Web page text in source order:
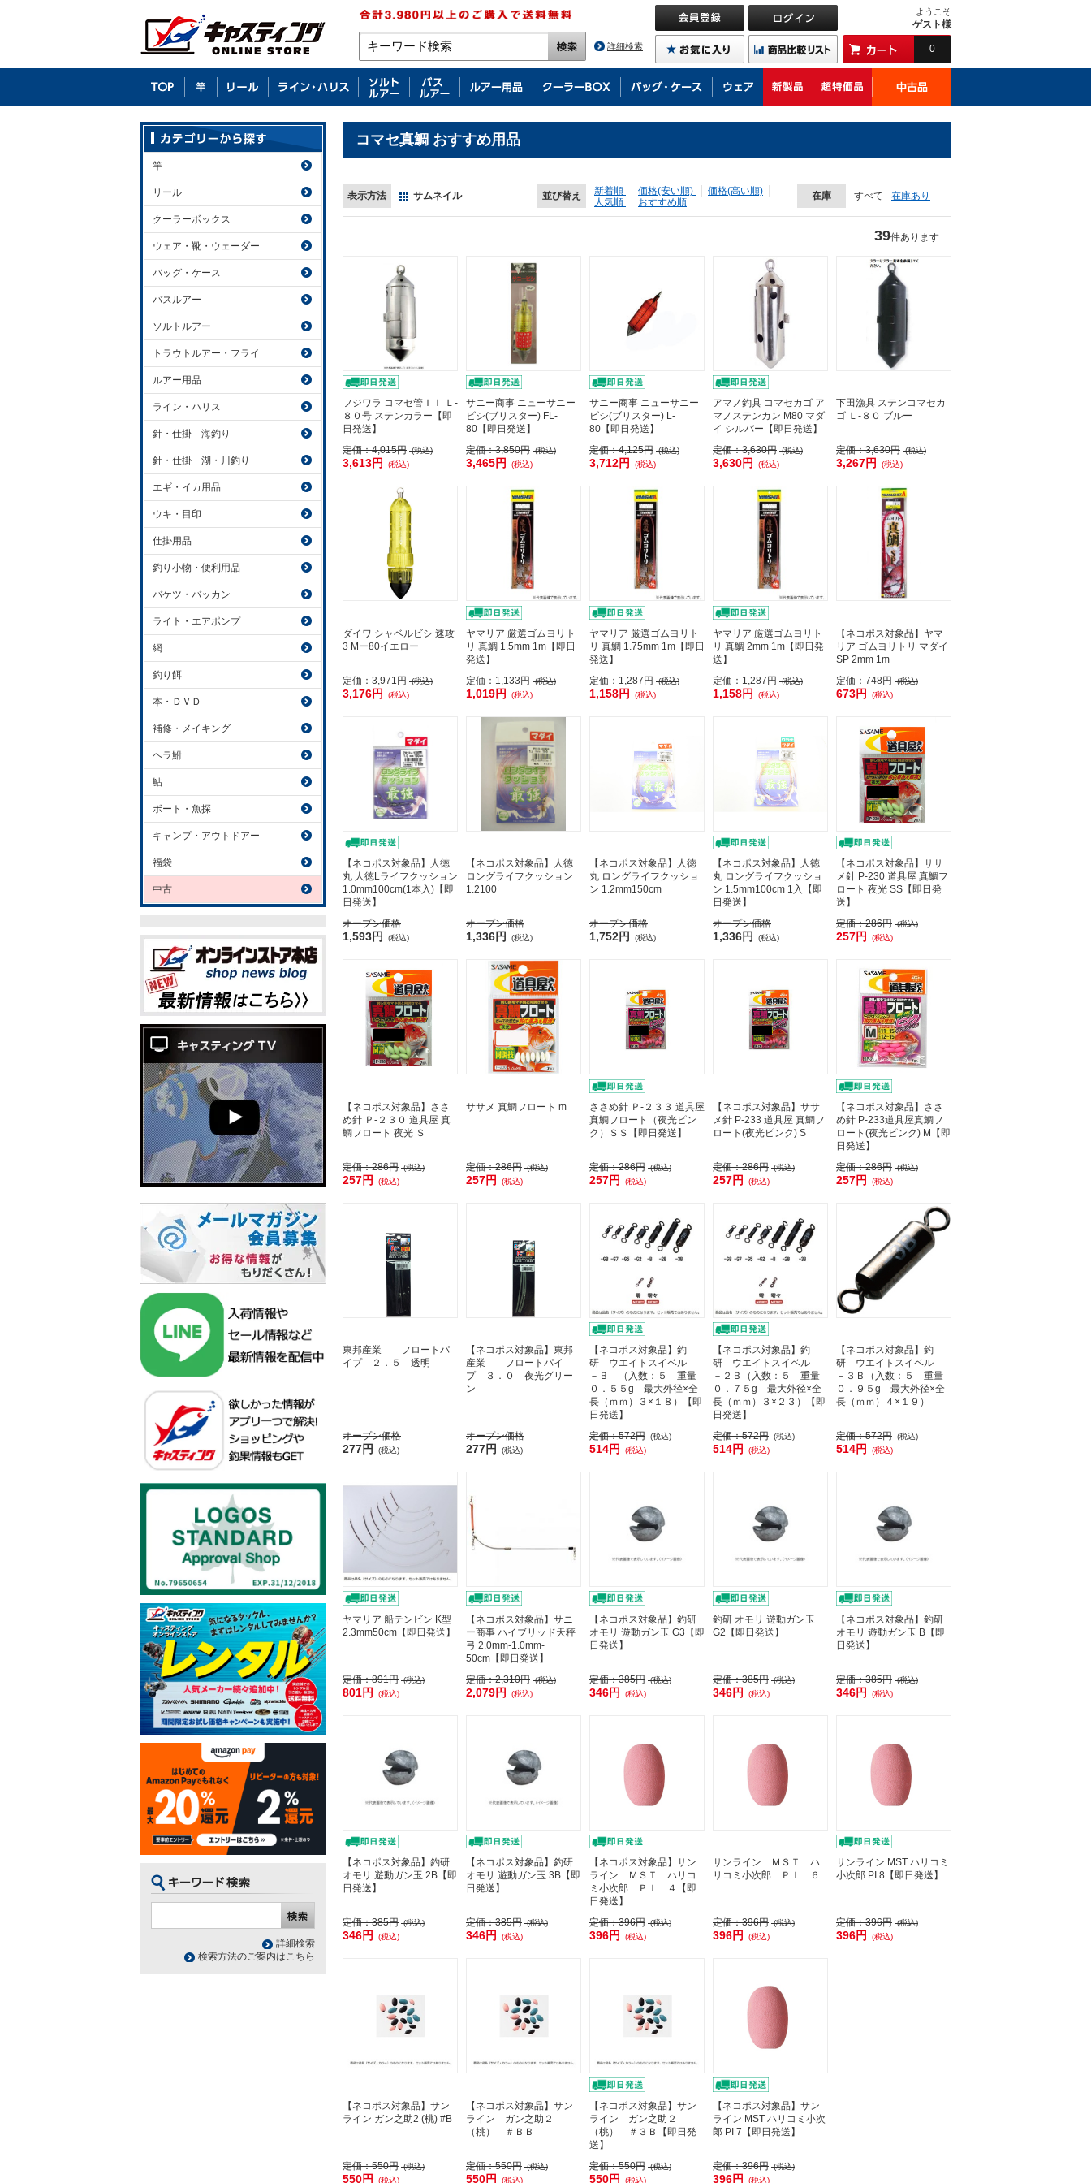
詳細検索
ようこそ
ゲスト様
0
コマセ真鯛 おすすめ用品
表示方法 サムネイル 並び替え 新着順 価格(安い順)
価格(高い順)
人気順
おすすめ順
在庫 すべて 在庫あり
39件あります
フジワラ コマセ管ＩＩ Ｌ-
８０号 ステンカラー【即
日発送】
定価：4,015円 (税込)
3,613円 (税込)
サニー商事 ニューサニー
ビシ(ブリスター) FL-
80【即日発送】
定価：3,850円 (税込)
3,465円 (税込)
サニー商事 ニューサニー
ビシ(ブリスター) L-
80【即日発送】
定価：4,125円 (税込)
3,712円 (税込)
アマノ釣具 コマセカゴ ア
マノステンカン M80 マダ
イ シルバー【即日発送】
定価：3,630円 (税込)
3,630円 (税込)
下田漁具 ステンコマセカ
ゴ Ｌ-８０ ブルー
定価：3,630円 (税込)
3,267円 (税込)
ダイワ シャベルビシ 速攻
3 Mー80イエロー
定価：3,971円 (税込)
3,176円 (税込)
ヤマリア 厳選ゴムヨリト
リ 真鯛 1.5mm 1m【即日
発送】
定価：1,133円 (税込)
1,019円 (税込)
ヤマリア 厳選ゴムヨリト
リ 真鯛 1.75mm 1m【即日
発送】
定価：1,287円 (税込)
1,158円 (税込)
ヤマリア 厳選ゴムヨリト
リ 真鯛 2mm 1m【即日発
送】
定価：1,287円 (税込)
1,158円 (税込)
【ネコポス対象品】ヤマ
リア ゴムヨリトリ マダイ
SP 2mm 1m
定価：748円 (税込)
673円 (税込)
【ネコポス対象品】人徳
丸 人徳Lライフクッション
1.0mm100cm(1本入)【即
日発送】
オープン価格
1,593円 (税込)
【ネコポス対象品】人徳
ロングライフクッション
1.2100
オープン価格
1,336円 (税込)
【ネコポス対象品】人徳
丸 ロングライフクッショ
ン 1.2mm150cm
オープン価格
1,752円 (税込)
【ネコポス対象品】人徳
丸 ロングライフクッショ
ン 1.5mm100cm 1入【即
日発送】
オープン価格
1,336円 (税込)
【ネコポス対象品】ササ
メ針 P-230 道具屋 真鯛フ
ロート 夜光 SS【即日発
送】
定価：286円 (税込)
257円 (税込)
【ネコポス対象品】ささ
め針 Ｐ-２３０ 道具屋 真
鯛フロート 夜光 Ｓ
定価：286円 (税込)
257円 (税込)
ササメ 真鯛フロート m
定価：286円 (税込)
257円 (税込)
ささめ針 Ｐ-２３３ 道具屋
真鯛フロート（夜光ピン
ク）ＳＳ【即日発送】
定価：286円 (税込)
257円 (税込)
【ネコポス対象品】ササ
メ針 P-233 道具屋 真鯛フ
ロート(夜光ピンク) S
定価：286円 (税込)
257円 (税込)
【ネコポス対象品】ささ
め針 P-233道具屋真鯛フ
ロート(夜光ピンク) M【即
日発送】
定価：286円 (税込)
257円 (税込)
東邦産業 フロートパ
イプ ２．５ 透明
オープン価格
277円 (税込)
【ネコポス対象品】東邦
産業 フロートパイ
プ ３．０ 夜光グリー
ン
オープン価格
277円 (税込)
【ネコポス対象品】釣
研 ウエイトスイベル
－Ｂ （入数：５ 重量
０．５５g 最大外径×全
長（ｍｍ）３×１８）【即
日発送】
定価：572円 (税込)
514円 (税込)
【ネコポス対象品】釣
研 ウエイトスイベル
－２Ｂ（入数：５ 重量
０．７５g 最大外径×全
長（ｍｍ）３×２３）【即
日発送】
定価：572円 (税込)
514円 (税込)
【ネコポス対象品】釣
研 ウエイトスイベル
－３Ｂ（入数：５ 重量
０．９５g 最大外径×全
長（ｍｍ）４×１９）
定価：572円 (税込)
514円 (税込)
ヤマリア 船テンビン K型
2.3mm50cm【即日発送】
定価：891円 (税込)
801円 (税込)
【ネコポス対象品】サニ
ー商事 ハイブリッド天秤
弓 2.0mm-1.0mm-
50cm【即日発送】
定価：2,310円 (税込)
2,079円 (税込)
【ネコポス対象品】釣研
オモリ 遊動ガン玉 G3【即
日発送】
定価：385円 (税込)
346円 (税込)
釣研 オモリ 遊動ガン玉
G2【即日発送】
定価：385円 (税込)
346円 (税込)
【ネコポス対象品】釣研
オモリ 遊動ガン玉 B【即
日発送】
定価：385円 (税込)
346円 (税込)
【ネコポス対象品】釣研
オモリ 遊動ガン玉 2B【即
日発送】
定価：385円 (税込)
346円 (税込)
【ネコポス対象品】釣研
オモリ 遊動ガン玉 3B【即
日発送】
定価：385円 (税込)
346円 (税込)
【ネコポス対象品】サン
ライン ＭＳＴ ハリコ
ミ小次郎 ＰＩ ４【即
日発送】
定価：396円 (税込)
396円 (税込)
サンライン ＭＳＴ ハ
リコミ小次郎 ＰＩ ６
定価：396円 (税込)
396円 (税込)
サンライン MST ハリコミ
小次郎 PI 8【即日発送】
定価：396円 (税込)
396円 (税込)
【ネコポス対象品】サン
ライン ガン之助2 (桃) #B
定価：550円 (税込)
550円 (税込)
【ネコポス対象品】サン
ライン ガン之助２
（桃） ＃ＢＢ
定価：550円 (税込)
550円 (税込)
【ネコポス対象品】サン
ライン ガン之助２
（桃） ＃３Ｂ【即日発
送】
定価：550円 (税込)
550円 (税込)
【ネコポス対象品】サン
ライン MST ハリコミ小次
郎 PI 7【即日発送】
定価：396円 (税込)
396円 (税込)
竿
リール
クーラーボックス
ウェア・靴・ウェーダー
バッグ・ケース
バスルアー
ソルトルアー
トラウトルアー・フライ
ルアー用品
ライン・ハリス
針・仕掛 海釣り
針・仕掛 湖・川釣り
エギ・イカ用品
ウキ・目印
仕掛用品
釣り小物・便利用品
バケツ・バッカン
ライト・エアポンプ
網
釣り餌
本・ＤＶＤ
補修・メイキング
ヘラ鮒
鮎
ボート・魚探
キャンプ・アウトドアー
福袋
中古
詳細検索
検索方法のご案内はこちら